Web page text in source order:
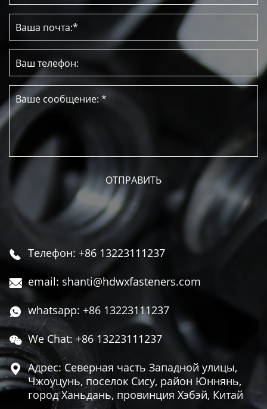
 Телефон: +86 13223111237
 email: shanti@hdwxfasteners.com
 whatsapp: +86 13223111237
 We Chat: +86 13223111237
 Адрес: Северная часть Западной улицы,
Чжоуцунь, поселок Сису, район Юннянь,
город Ханьдань, провинция Хэбэй, Китай